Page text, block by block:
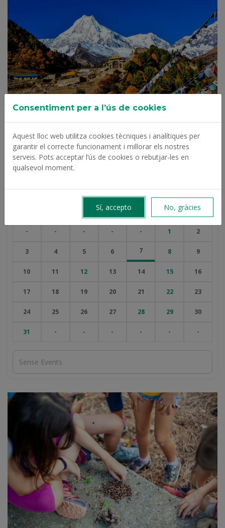
VIATGES
D
D
-
- - - - 1 2
3 4 5 6 7 8 9
10 11 12 13 14 15 16
17 18 19 20 21 22 23
24 25 26 27 28 29 30
31 - - - - - -
Sense Events
Consentiment per a l’ús de cookies
Aquest lloc web utilitza cookies tècniques i analítiques per
garantir el correcte funcionament i millorar els nostres
serveis. Pots acceptar l’ús de cookies o rebutjar-les en
qualsevol moment.
Sí, accepto No, gràcies